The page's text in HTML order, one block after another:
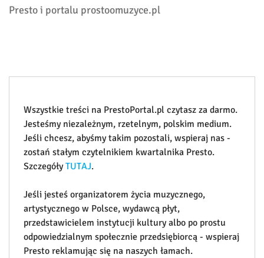
Presto i portalu prostoomuzyce.pl
Wszystkie treści na PrestoPortal.pl czytasz za darmo.
Jesteśmy niezależnym, rzetelnym, polskim medium.
Jeśli chcesz, abyśmy takim pozostali, wspieraj nas -
zostań stałym czytelnikiem kwartalnika Presto.
SzczegółyTUTAJ.
Jeśli jesteś organizatorem życia muzycznego,
artystycznego w Polsce, wydawcą płyt,
przedstawicielem instytucji kultury albo po prostu
odpowiedzialnym społecznie przedsiębiorcą - wspieraj
Presto reklamując się na naszych łamach.